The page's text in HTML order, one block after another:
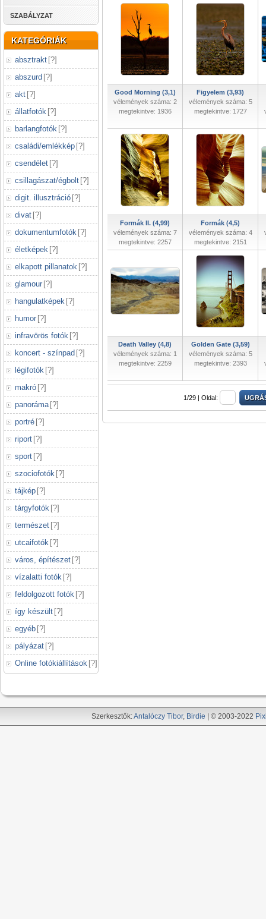
SZABÁLYZAT
KATEGÓRIÁK
absztrakt [?]
abszurd [?]
akt [?]
állatfotók [?]
barlangfotók [?]
családi/emlékkép [?]
csendélet [?]
csillagászat/égbolt [?]
digit. illusztráció [?]
divat [?]
dokumentumfotók [?]
életképek [?]
elkapott pillanatok [?]
glamour [?]
hangulatképek [?]
humor [?]
infravörös fotók [?]
koncert - színpad [?]
légifotók [?]
makró [?]
panoráma [?]
portré [?]
riport [?]
sport [?]
szociofotók [?]
tájkép [?]
tárgyfotók [?]
természet [?]
utcaifotók [?]
város, építészet [?]
vízalatti fotók [?]
feldolgozott fotók [?]
így készült [?]
egyéb [?]
pályázat [?]
Online fotókiállítások [?]
Good Morning (3,1)
vélemények száma: 2
megtekintve: 1936
Figyelem (3,93)
vélemények száma: 5
megtekintve: 1727
Formák II. (4,99)
vélemények száma: 7
megtekintve: 2257
Formák (4,5)
vélemények száma: 4
megtekintve: 2151
Death Valley (4,8)
vélemények száma: 1
megtekintve: 2259
Golden Gate (3,59)
vélemények száma: 5
megtekintve: 2393
1/29 | Oldal:
Szerkesztők:Antalóczy Tibor, Birdie | © 2003-2022